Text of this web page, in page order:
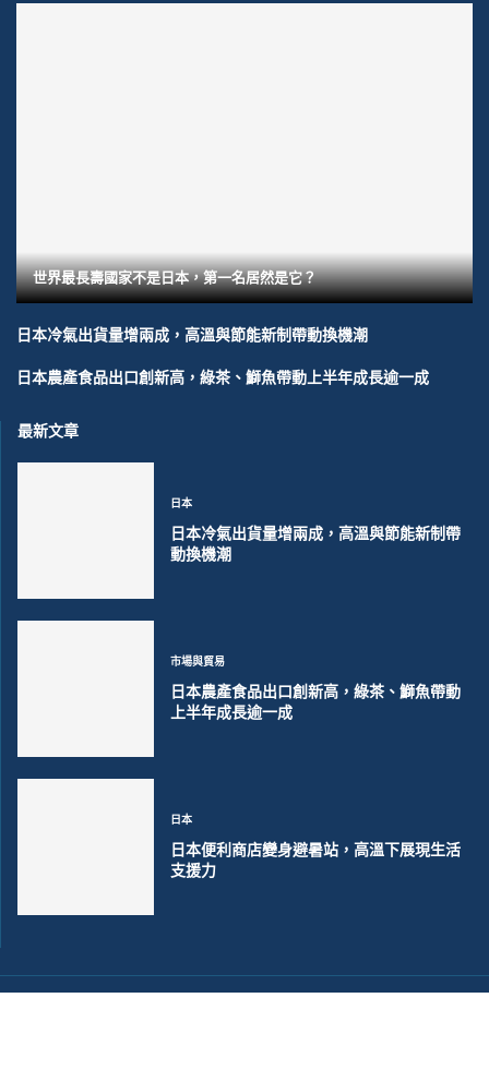
世界最長壽國家不是日本，第一名居然是它？
日本冷氣出貨量增兩成，高溫與節能新制帶動換機潮
日本農產食品出口創新高，綠茶、鰤魚帶動上半年成長逾一成
最新文章
日本
日本冷氣出貨量增兩成，高溫與節能新制帶
動換機潮
市場與貿易
日本農產食品出口創新高，綠茶、鰤魚帶動
上半年成長逾一成
日本
日本便利商店變身避暑站，高溫下展現生活
支援力